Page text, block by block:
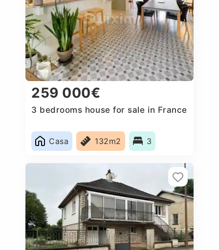
259 000€
3 bedrooms house for sale in France
Casa 132m2 3